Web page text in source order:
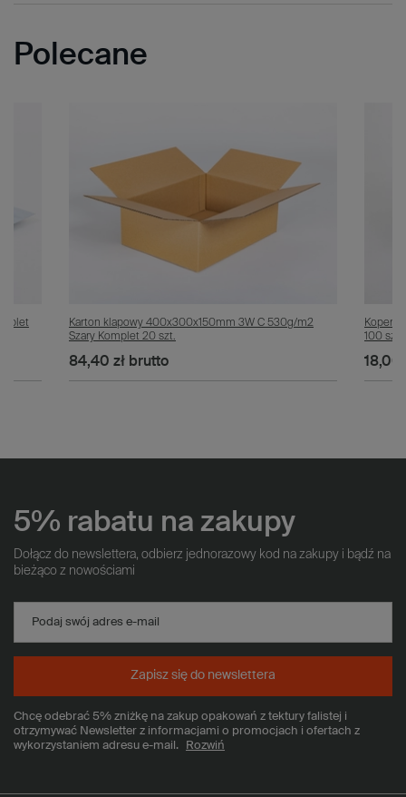
Polecane
Karton klapowy 400x300x150mm 3W C 530g/m2
Szary Komplet 20 szt.
84,40 złbrutto
100 szt.
18,00
5% rabatu na zakupy
Dołącz do newslettera, odbierz jednorazowy kod na zakupy i bądź na
bieżąco z nowościami
Podaj swój adres e-mail
Chcę odebrać 5% zniżkę na zakup opakowań z tektury falistej i
otrzymywać Newsletter z informacjami o promocjach i ofertach z
wykorzystaniem adresu e-mail.
Rozwiń
Zapisz się do newslettera